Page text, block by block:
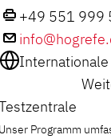
+49 551 999
Programm